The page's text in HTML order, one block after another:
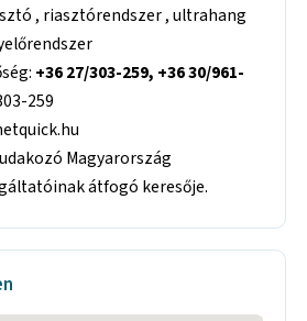
, riasztórendszer , ultrahang
+36 27/303-259, +36 30/961-
259
Magyarország
átfogó keresője.